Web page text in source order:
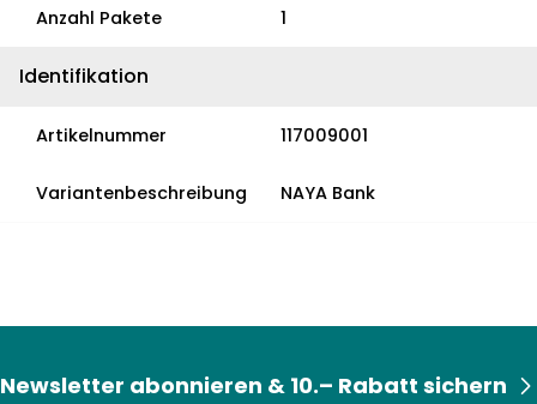
Anzahl Pakete 1
Identifikation
Artikelnummer 117009001
Variantenbeschreibung NAYA Bank
Newsletter abonnieren & 10.– Rabatt sichern